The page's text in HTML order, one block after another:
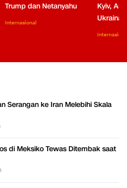
Trump dan Netanyahu
Internasional
Kyiv,
Ukraina
Serangan ke Iran Melebihi Skala
di Meksiko Tewas Ditembak saat